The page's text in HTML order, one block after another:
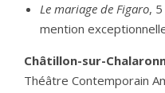
Le mariage de Figaro,
mention
Châtillon-sur-
Théâtre Contemporain